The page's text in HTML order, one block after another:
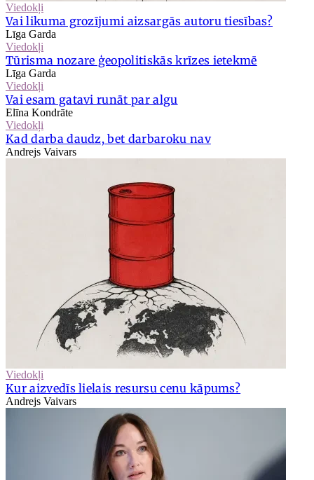
Viedokļi
Vai likuma grozījumi aizsargās autoru tiesības?
Līga Garda
Viedokļi
Tūrisma nozare ģeopolitiskās krīzes ietekmē
Līga Garda
Viedokļi
Vai esam gatavi runāt par algu
Elīna Kondrāte
Viedokļi
Kad darba daudz, bet darbaroku nav
Andrejs Vaivars
Viedokļi
Kur aizvedīs lielais resursu cenu kāpums?
Andrejs Vaivars